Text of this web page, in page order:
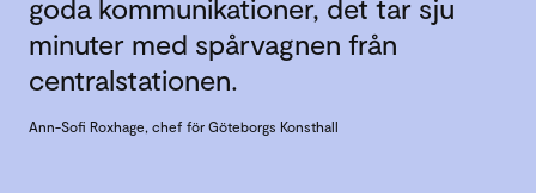
goda kommunikationer, det tar sju
minuter med spårvagnen från
centralstationen.
Ann-Sofi Roxhage, chef för Göteborgs Konsthall